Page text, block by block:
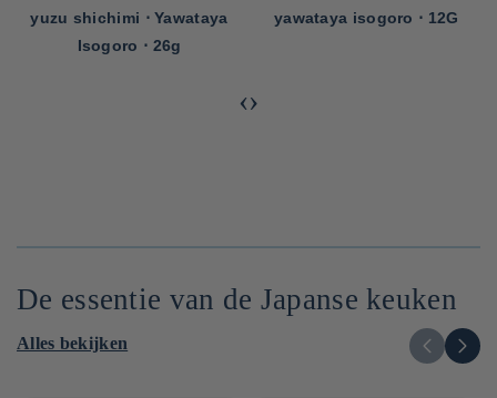
yuzu shichimi ⋅ Yawataya
Isogoro ⋅ 26g
yawataya isogoro ⋅ 12G
‹›
De essentie van de Japanse keuken
Alles bekijken